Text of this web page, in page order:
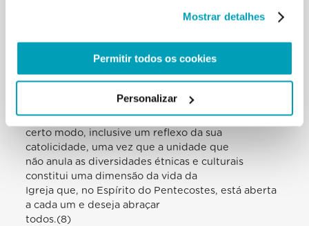
Mostrar detalhes
Permitir todos os cookies
Personalizar
process0s de integração, nem sempre simples e
e imprescindíveis para o futuro. Por isso, são
necessários também programas
específicos, que favoreçam o encontro significativo
para a comunidade cristã, a integração pacífica de
pessoas de várias culturas é, de
certo modo, inclusive um reflexo da sua
catolicidade, uma vez que a unidade que
não anula as diversidades étnicas e culturais
constitui uma dimensão da vida da
Igreja que, no Espírito do Pentecostes, está aberta
a cada um e deseja abraçar
todos.(8)